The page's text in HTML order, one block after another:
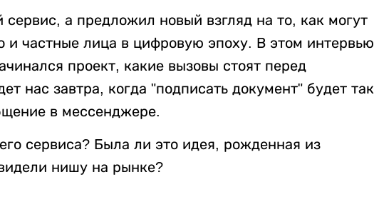
а предложил новый взгляд на то, как могут
и частные лица в цифровую эпоху. В этом интервью
проект, какие вызовы стоят перед
нас завтра, когда "подписать документ" будет так
в мессенджере.
сервиса? Была ли это идея, рожденная из
нишу на рынке?